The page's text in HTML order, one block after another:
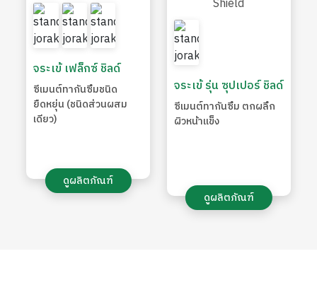
จระเข้ เฟล็กซ์ ชิลด์
ซีเมนต์ทากันซึมชนิด
ยืดหยุ่น (ชนิดส่วนผสม
เดียว)
ดูผลิตภัณฑ์
จระเข้ รุ่น ซุปเปอร์ ชิลด์
ซีเมนต์ทากันซึม ตกผลึก
ผิวหน้าแข็ง
ดูผลิตภัณฑ์